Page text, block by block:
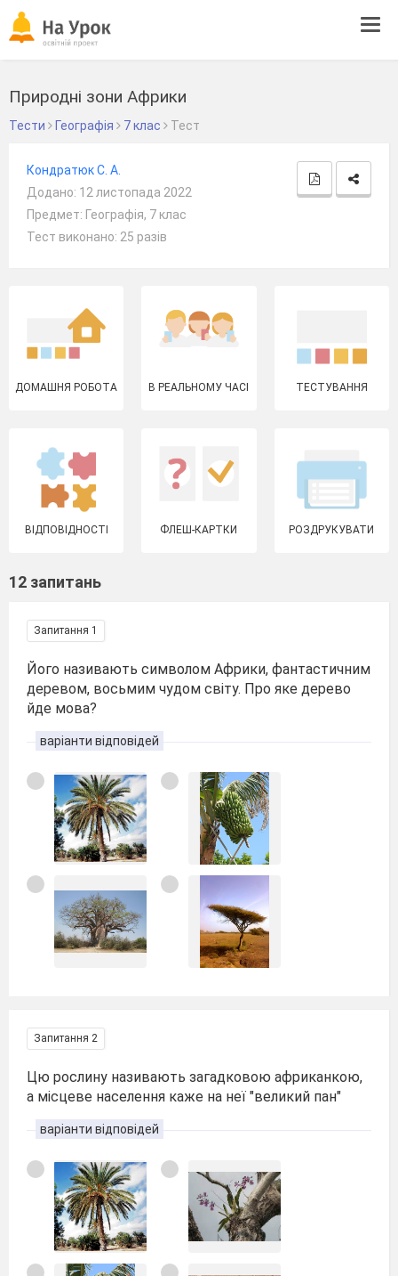
Природні зони Африки
Тести Географія 7 клас Тест
Кондратюк С. А.
Додано: 12 листопада 2022
Предмет: Географія, 7 клас
Тест виконано: 25 разів
ДОМАШНЯ РОБОТА В РЕАЛЬНОМУ ЧАСІ ТЕСТУВАННЯ
ВІДПОВІДНОСТІ ФЛЕШ-КАРТКИ РОЗДРУКУВАТИ
12 запитань
Запитання 1
Його називають символом Африки, фантастичним
деревом, восьмим чудом світу. Про яке дерево
йде мова?
варіанти відповідей
Запитання 2
Цю рослину називають загадковою африканкою,
а місцеве населення каже на неї "великий пан"
варіанти відповідей